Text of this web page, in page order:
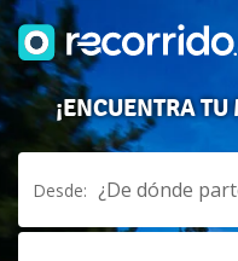
¡ENCUENTRA
Desde: ¿De dónde